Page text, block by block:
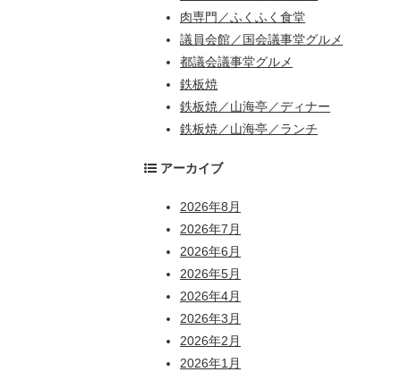
肉専門／ふくふく食堂
議員会館／国会議事堂グルメ
都議会議事堂グルメ
鉄板焼
鉄板焼／山海亭／ディナー
鉄板焼／山海亭／ランチ
アーカイブ
2026年8月
2026年7月
2026年6月
2026年5月
2026年4月
2026年3月
2026年2月
2026年1月